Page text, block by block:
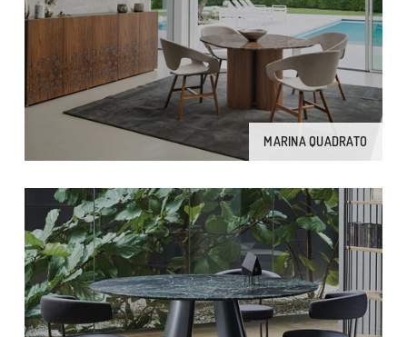
MARINA QUADRATO